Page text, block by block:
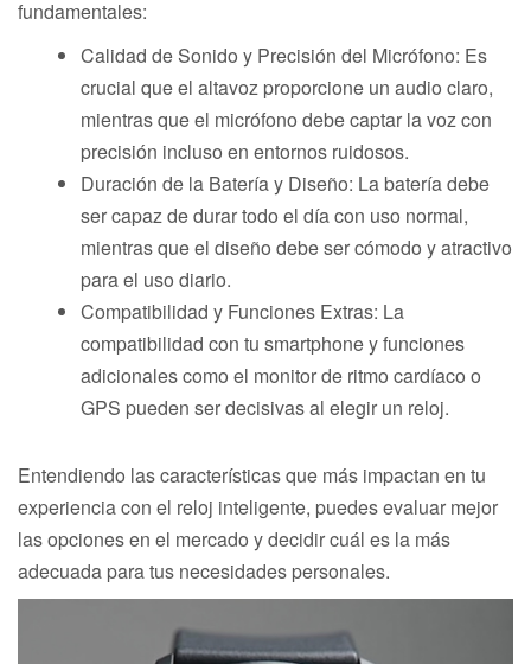
fundamentales:
Calidad de Sonido y Precisión del Micrófono: Es
crucial que el altavoz proporcione un audio claro,
mientras que el micrófono debe captar la voz con
precisión incluso en entornos ruidosos.
Duración de la Batería y Diseño: La batería debe
ser capaz de durar todo el día con uso normal,
mientras que el diseño debe ser cómodo y atractivo
para el uso diario.
Compatibilidad y Funciones Extras: La
compatibilidad con tu smartphone y funciones
adicionales como el monitor de ritmo cardíaco o
GPS pueden ser decisivas al elegir un reloj.
Entendiendo las características que más impactan en tu
experiencia con el reloj inteligente, puedes evaluar mejor
las opciones en el mercado y decidir cuál es la más
adecuada para tus necesidades personales.